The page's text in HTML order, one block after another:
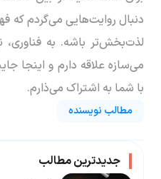
دنبال روایت‌هایی می‌گردم که
لذت‌بخش‌تر باشه. به فناوری،
می‌سازه علاقه دارم و اینجا
با شما به اشتراک می‌ذارم.
مطالب نویسنده
جدیدترین مطالب